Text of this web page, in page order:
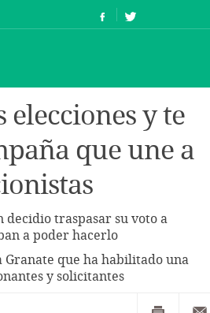
elecciones y te
que une a
decidio traspasar su voto a
a poder hacerlo
que ha habilitado una
y solicitantes